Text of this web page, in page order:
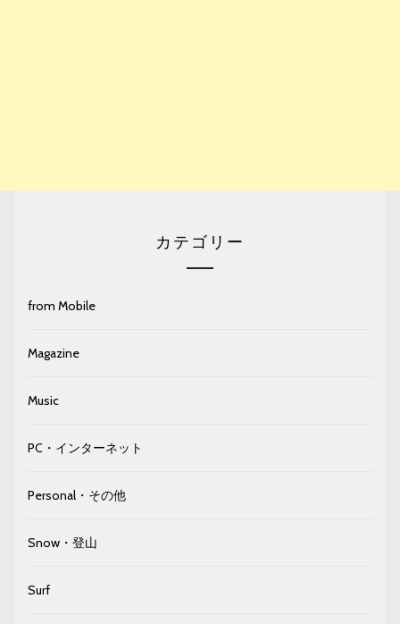
カテゴリー
from Mobile
Magazine
Music
PC・インターネット
Personal・その他
Snow・登山
Surf